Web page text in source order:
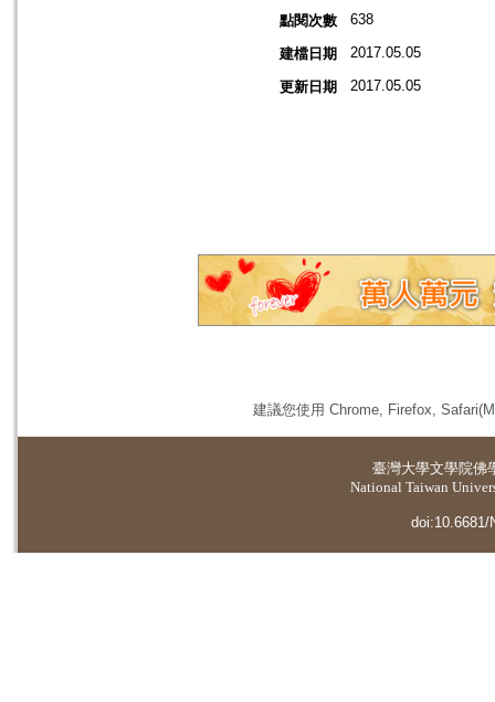
點閱次數
638
建檔日期 2017.05.05
更新日期 2017.05.05
建議您使用 Chrome, Firefox,
臺灣大學文學院佛
National Taiwan
doi:10.6681/